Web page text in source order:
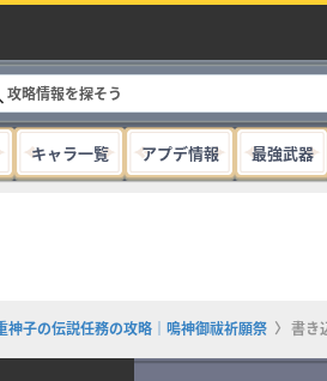
キャラ一覧 アプデ情報 最強武器
神子の伝説任務の攻略｜鳴神御祓祈願祭 書き